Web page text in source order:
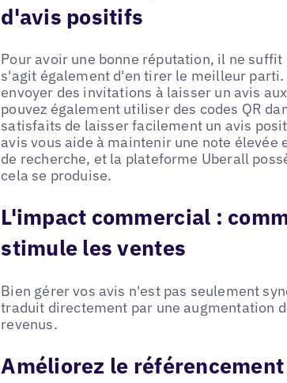
d'avis positifs
Pour avoir une bonne réputation, il ne
s'agit également d'en tirer le meilleur
envoyer des invitations à laisser un avis
pouvez également utiliser des codes QR
satisfaits de laisser facilement un avis
avis vous aide à maintenir une note
de recherche, et la plateforme Uberall
cela se produise.
L'impact commercial :
stimule les ventes
Bien gérer vos avis n'est pas seulement
traduit directement par une augmentation
revenus.
Améliorez le